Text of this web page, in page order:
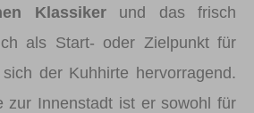
Klassikerund das frisch
als Start- oder Zielpunkt für
der Kuhhirte hervorragend.
zur Innenstadt ist er sowohl für